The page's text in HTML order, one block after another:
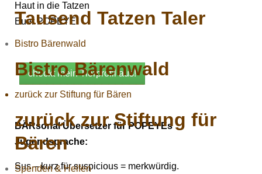
Tausend Tatzen Taler
Bistro Bärenwald
Bistro Bärenwald
zurück zur Stiftung für Bären
zurück zur Stiftung für
Bären
Spenden & Helfen
Haut in die Tatzen
Euer POPEYE
checkt mein Tierprofil aus!
BÄRsonal Übersetzer für POPEYEs
Jugendsprache:
Sus – kurz für suspicious = merkwürdig.